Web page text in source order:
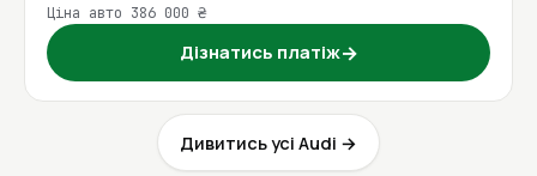
Ціна авто 386 000 ₴
Дізнатись платіж→
Дивитись усі Audi →